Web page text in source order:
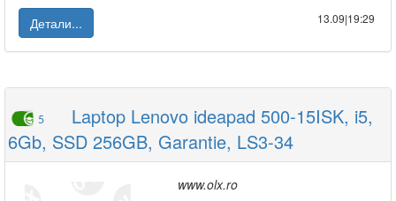
Детали...
13.09|19:29
5
Laptop Lenovo ideapad 500-15ISK, i5,
6Gb, SSD 256GB, Garantie, LS3-34
www.olx.ro